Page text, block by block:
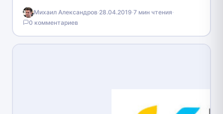
Финансовое учреждение имеет онлайн-формат, и
является филиалом банка «Открытие».…
Михаил Александров·28.04.2019·7 мин чтения·
0 комментариев